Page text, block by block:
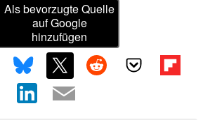
Als bevorzugte Quelle
auf Google
hinzufügen